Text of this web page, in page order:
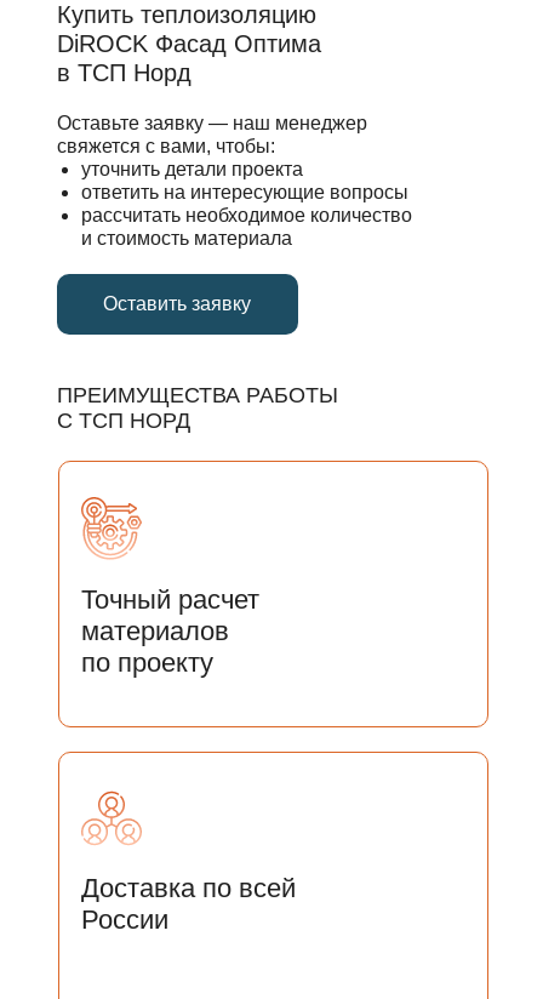
Оставьте заявку — наш менеджер
свяжется с вами, чтобы:
уточнить детали проекта
ответить на интересующие вопросы
рассчитать необходимое количество
и стоимость материала
Купить теплоизоляцию
DiROCK Фасад Оптима
в ТСП Норд
ПРЕИМУЩЕСТВА РАБОТЫ
С ТСП НОРД
Точный расчет
материалов
по проекту
Доставка по всей
России
Оставить заявку